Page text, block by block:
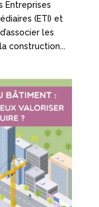
Entreprises
(ETI) et
les
construction...